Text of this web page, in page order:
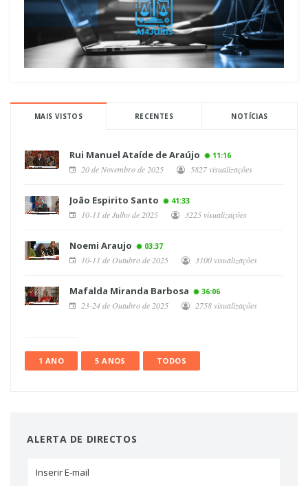
MAIS VISTOS RECENTES NOTÍCIAS
Rui Manuel Ataíde de Araújo 11:16
20 de Novembro de 2025 5827 visualizações
João Espirito Santo 41:33
10-11 de Julho de 2025 3225 visualizações
Noemi Araujo 03:37
10-11 de Outubro de 2025 3100 visualizações
Mafalda Miranda Barbosa 36:06
23-24 de Outubro de 2025 2758 visualizações
1 ANO 5 ANOS TODOS
ALERTA DE DIRECTOS